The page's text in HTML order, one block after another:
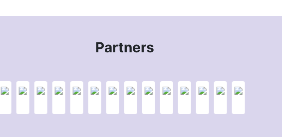
Partners